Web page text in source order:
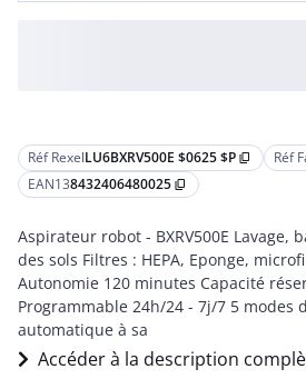
Réf RexelLU6BXRV500E $0625 $P content_copy Réf
EAN138432406480025 content_copy
Aspirateur robot - BXRV500E Lavage,
des sols Filtres : HEPA, Eponge,
Autonomie 120 minutes Capacité
Programmable 24h/24 - 7j/7 5 modes
automatique à sa
Accéder à la description